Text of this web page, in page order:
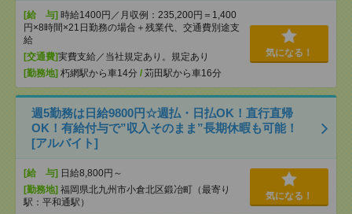
[給 与] 時給1400円／月収例：235,200円＝1,400
円×8時間×21日勤務の場合＋残業代、交通費別途支
給
[交通費]実費支給／当社規定あり。規定あり
[勤務地] 朽網駅から車14分 / 苅田駅から車16分
気になる！
週5勤務は日給9800円☆週払・日払OK！直行直帰
OK！有給付与で”収入そのまま”長期休暇も可能！
[アルバイト]
[給 与] 日給8,800円～
[勤務地] 福岡県北九州市小倉北区鍛冶町（最寄り
駅：平和通駅）
気になる！